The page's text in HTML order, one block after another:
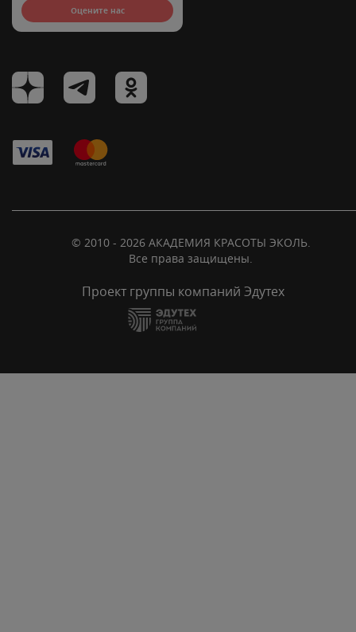
Оцените нас
© 2010 - 2026 АКАДЕМИЯ КРАСОТЫ ЭКОЛЬ.
Все права защищены.
Проект группы компаний Эдутех